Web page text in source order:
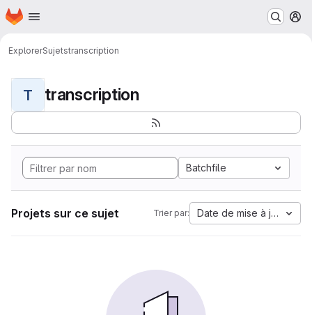
Passer au contenu principal
Page d'accueil
ExplorerSujetstranscription
T transcription
Batchfile
Projets sur ce sujet Trier par: Date de mise à jour